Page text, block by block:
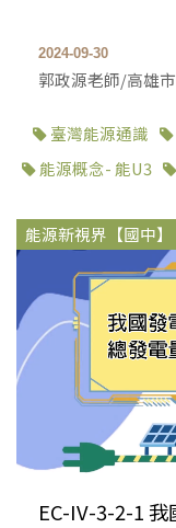
2024-09-30
郭政源老師/高雄
臺灣能源通識
能源概念- 能U3
能源新視界【國中】
EC-IV-3-2-1